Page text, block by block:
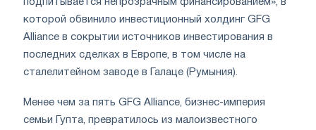
которой обвинило инвестиционный холдинг GFG
Alliance в сокрытии источников инвестирования в
последних сделках в Европе, в том числе на
сталелитейном заводе в Галаце (Румыния).
Менее чем за пять GFG Alliance, бизнес-империя
семьи Гупта, превратилось из малоизвестного